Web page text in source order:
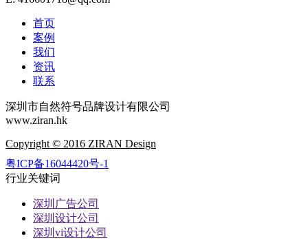
首页
案例
我们
资讯
联系
深圳市自然符号品牌设计有限公司
www.ziran.hk
Copyright © 2016 ZIRAN Design
粤ICP备16044420号-1
行业关键词
深圳广告公司
深圳设计公司
深圳vi设计公司